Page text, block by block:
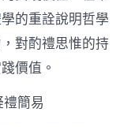
逢
酌
禮
思
的重詮說明哲學
對酌禮思惟的持
價值。
簡易